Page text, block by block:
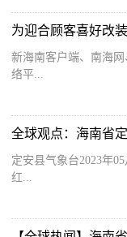
新海南客户端、南海
络平...
全球观点：海南省
定安县气象台2023年
红...